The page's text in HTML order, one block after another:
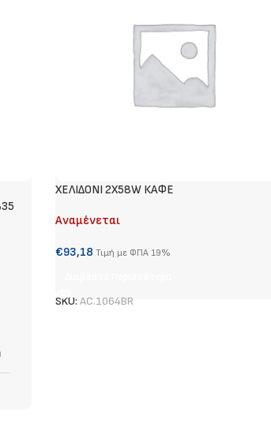
ΧΕΛΙΔΟΝΙ 2X58W ΚΑΦΕ
Αναμένεται
€93,18 Τιμή με ΦΠΑ 19%
SKU: AC.1064BR